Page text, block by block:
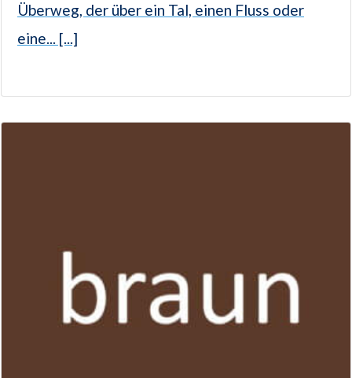
Überweg, der über ein Tal, einen Fluss oder
eine... [...]